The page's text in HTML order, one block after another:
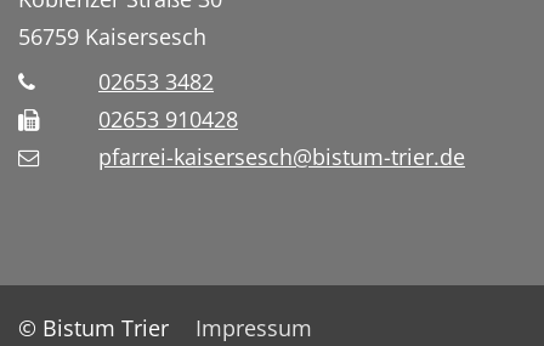
56759 Kaisersesch
02653 3482
02653 910428
pfarrei-kaisersesch@bistum-trier.de
© Bistum Trier Impressum